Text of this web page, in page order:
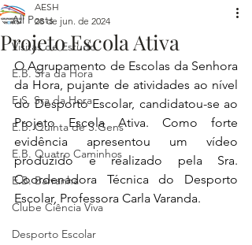
All Posts
Visitas de Estudo
E.B. Sra da Hora
E.S. Sra da Hora
E.B. Quinta de S.Gens
E.B. Quatro Caminhos
E.B. Barranha
Clube Ciência Viva
Desporto Escolar
Projeto Escola Ativa
AESH
28 de jun. de 2024
O Agrupamento de Escolas da Senhora
da Hora, pujante de atividades ao nível
do Desporto Escolar, candidatou-se ao
Projeto Escola Ativa. Como forte
evidência apresentou um vídeo
produzido e realizado pela Sra.
Coordenadora Técnica do Desporto
Escolar, Professora Carla Varanda.